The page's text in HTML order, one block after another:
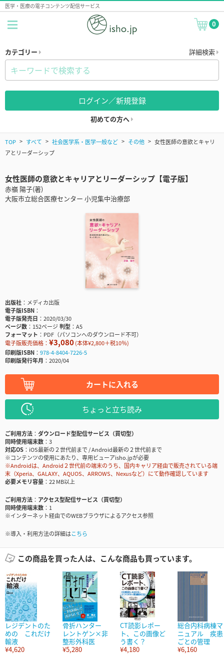
医学・医療の電子コンテンツ配信サービス
0
カテゴリー 詳細検索
ログイン／新規登録
初めての方へ
TOP すべて 社会医学系・医学一般など その他
女性医師の意欲とキャリ
アとリーダーシップ
女性医師の意欲とキャリアとリーダーシップ【電子版】
赤嶺 陽子(著)
大阪市立総合医療センター 小児集中治療部
出版社
メディカ出版
電子版ISBN
電子版発売日
2020/03/30
ページ数
152ページ判型
A5
フォーマット
PDF（パソコンへのダウンロード不可）
電子版販売価格： ¥3,080(本体¥2,800＋税10％)
印刷版ISBN
978-4-8404-7226-5
印刷版発行年月
2020/04
カートに入れる
ちょっと立ち読み
ご利用方法
ダウンロード型配信サービス（買切型）
同時使用端末数
3
対応OS
iOS最新の２世代前まで / Android最新の２世代前まで
※コンテンツの使用にあたり、専用ビューアisho.jpが必要
※Androidは、Android２世代前の端末のうち、国内キャリア経由で販売されている端
末（Xperia、GALAXY、AQUOS、ARROWS、Nexusなど）にて動作確認しています
必要メモリ容量
22 MB以上
ご利用方法
アクセス型配信サービス（買切型）
同時使用端末数
1
※インターネット経由でのWEBブラウザによるアクセス参照
※導入・利用方法の詳細はこちら
この商品を買った人は、こんな商品も買っています。
レジデントのた
めの これだけ
輸液
¥4,620
骨折ハンター
レントゲン×非
整形外科医
¥5,280
CT読影レポー
ト、この画像ど
う書く？
¥4,180
総合内科病棟マ
ニュアル 疾患
ごとの管理
¥6,160